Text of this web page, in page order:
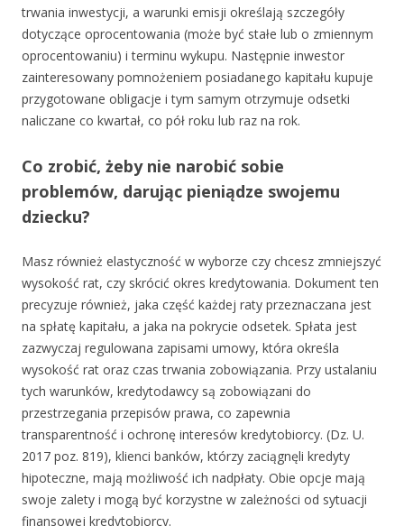
trwania inwestycji, a warunki emisji określają szczegóły
dotyczące oprocentowania (może być stałe lub o zmiennym
oprocentowaniu) i terminu wykupu. Następnie inwestor
zainteresowany pomnożeniem posiadanego kapitału kupuje
przygotowane obligacje i tym samym otrzymuje odsetki
naliczane co kwartał, co pół roku lub raz na rok.
Co zrobić, żeby nie narobić sobie
problemów, darując pieniądze swojemu
dziecku?
Masz również elastyczność w wyborze czy chcesz zmniejszyć
wysokość rat, czy skrócić okres kredytowania. Dokument ten
precyzuje również, jaka część każdej raty przeznaczana jest
na spłatę kapitału, a jaka na pokrycie odsetek. Spłata jest
zazwyczaj regulowana zapisami umowy, która określa
wysokość rat oraz czas trwania zobowiązania. Przy ustalaniu
tych warunków, kredytodawcy są zobowiązani do
przestrzegania przepisów prawa, co zapewnia
transparentność i ochronę interesów kredytobiorcy. (Dz. U.
2017 poz. 819), klienci banków, którzy zaciągnęli kredyty
hipoteczne, mają możliwość ich nadpłaty. Obie opcje mają
swoje zalety i mogą być korzystne w zależności od sytuacji
finansowej kredytobiorcy.